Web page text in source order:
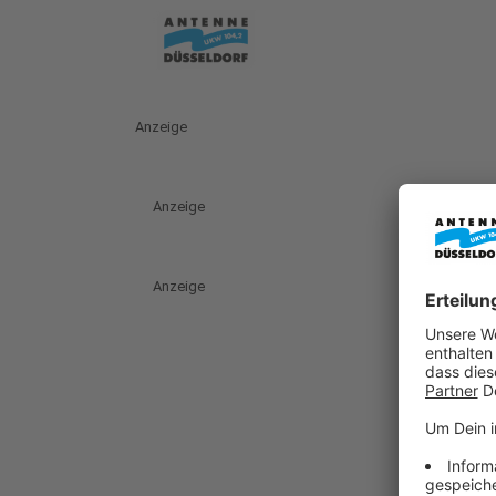
Anzeige
Anzeige
Anzeige